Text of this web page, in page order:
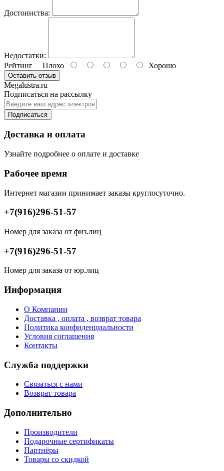
Достоинства:
Недостатки:
Рейтинг Плохо Хорошо
Оставить отзыв
Megalustra.ru
Подписаться на рассылку
Подписаться
Доставка и оплата
Узнайте подробнее о оплате и доставке
Рабочее время
Интернет магазин принимает заказы круглосуточно.
+7(916)296-51-57
Номер для заказа от физ.лиц
+7(916)296-51-57
Номер для заказа от юр.лиц
Информация
О Компании
Доставка , оплата , возврат товара
Политика конфиденциальности
Условия соглашения
Контакты
Служба поддержки
Связаться с нами
Возврат товара
Дополнительно
Производители
Подарочные сертификаты
Партнёры
Товары со скидкой